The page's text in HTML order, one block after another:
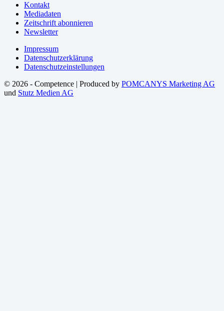
Kontakt
Mediadaten
Zeitschrift abonnieren
Newsletter
Impressum
Datenschutzerklärung
Datenschutzeinstellungen
© 2026 - Competence | Produced by POMCANYS Marketing AG
und Stutz Medien AG